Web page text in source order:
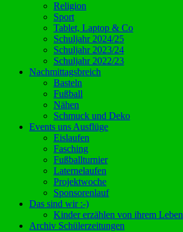
Religion
Sport
Tablet, Laptop & Co
Schuljahr 2024/25
Schuljahr 2023/24
Schuljahr 2022/23
Nachmittagsbreich
Basteln
Fußball
Nähen
Schmuck und Deko
Events uns Ausflüge
Eislaufen
Fasching
Fußballturnier
Laternelaufen
Projektwoche
Sponsorenlauf
Das sind wir :-)
Kinder erzählen von ihrem Leben
Archiv Schülerzeitungen